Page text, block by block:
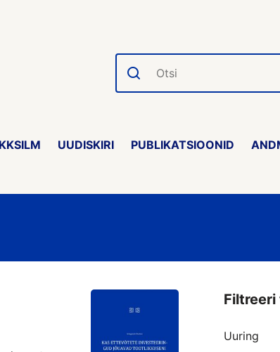
Otsi
UUDISKIRI PUBLIKATSIOONID
Uuring